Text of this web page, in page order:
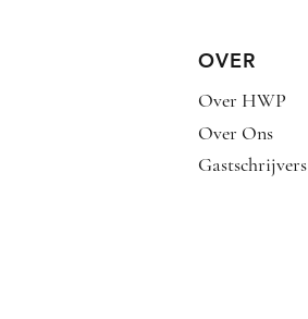
OVER
Over HWP
Over Ons
Gastschrijvers